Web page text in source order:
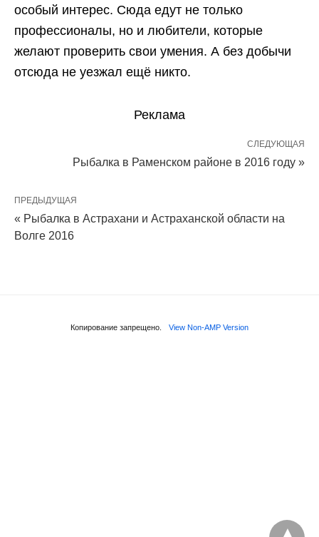
особый интерес. Сюда едут не только
профессионалы, но и любители, которые
желают проверить свои умения. А без добычи
отсюда не уезжал ещё никто.
Реклама
СЛЕДУЮЩАЯ
Рыбалка в Раменском районе в 2016 году »
ПРЕДЫДУЩАЯ
« Рыбалка в Астрахани и Астраханской области на
Волге 2016
Копирование запрещено. View Non-AMP Version